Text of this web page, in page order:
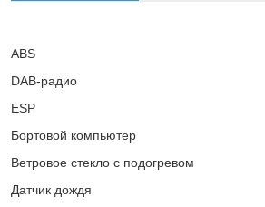
ABS
DAB-радио
ESP
Бортовой компьютер
Ветровое стекло с подогревом
Датчик дождя